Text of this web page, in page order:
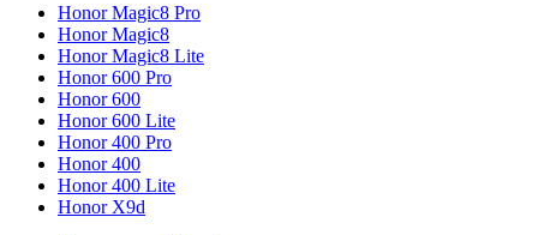
Honor Magic8 Pro
Honor Magic8
Honor Magic8 Lite
Honor 600 Pro
Honor 600
Honor 600 Lite
Honor 400 Pro
Honor 400
Honor 400 Lite
Honor X9d